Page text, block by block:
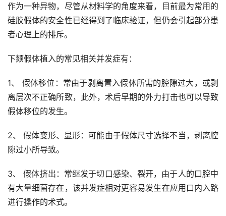
作为一种异物，尽管从材料学的角度来看，目前最为常用的
硅胶假体的安全性已经得到了临床验证，但仍会引起部分患
者心理上的排斥。
下颏假体植入的常见相关并发症有：
1、 假体移位：常由于剥离置入假体所需的腔隙过大，或剥
离层次不正确所致，此外，术后早期的外力打击也可以导致
假体移位的发生。
2、 假体变形、显形：可能由于假体尺寸选择不当，剥离腔
隙过小所导致。
3、 假体挤出：常继发于切口感染、裂开，由于人的口腔中
有大量细菌存在，该并发症相对更容易发生在应用口内入路
进行操作的术式。